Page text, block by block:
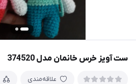
ست آویز خرس خانمان مدل 374520
علاقه‌مندی